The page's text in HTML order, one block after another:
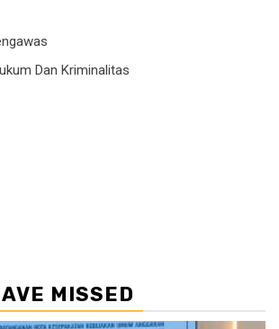
Dan Kriminalitas
MISSED